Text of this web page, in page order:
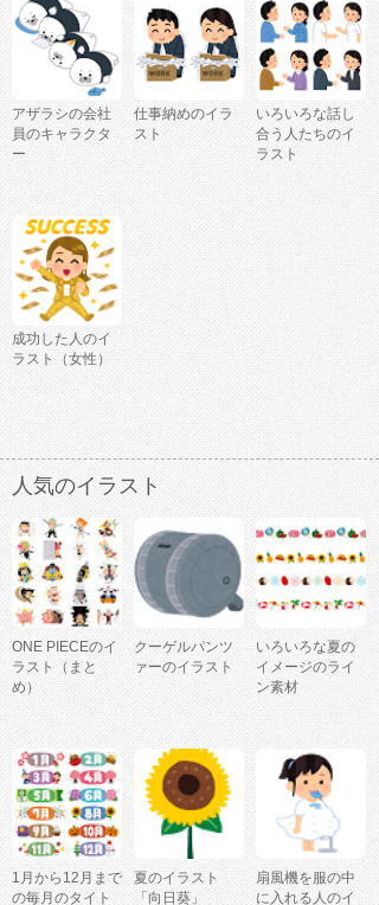
アザラシの会社
員のキャラクタ
ー
仕事納めのイラ
スト
いろいろな話し
合う人たちのイ
ラスト
成功した人のイ
ラスト（女性）
人気のイラスト
ONE PIECEのイ
ラスト（まと
め）
クーゲルパンツ
ァーのイラスト
いろいろな夏の
イメージのライ
ン素材
1月から12月まで
の毎月のタイト
夏のイラスト
「向日葵」
扇風機を服の中
に入れる人のイ